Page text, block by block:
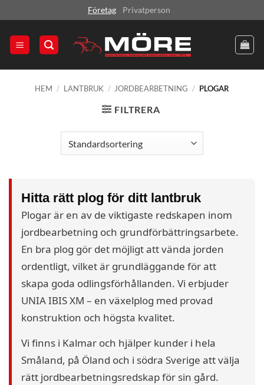
to
content
Företag Privatperson
HEM / LANTBRUK / JORDBEARBETNING / PLOGAR
FILTRERA
Hitta rätt plog för ditt lantbruk
Plogar är en av de viktigaste redskapen inom
jordbearbetning och grundförbättringsarbete.
En bra plog gör det möjligt att vända jorden
ordentligt, vilket är grundläggande för att
skapa goda odlingsförhållanden. Vi erbjuder
UNIA IBIS XM – en växelplog med provad
konstruktion och högsta kvalitet.
Vi finns i Kalmar och hjälper kunder i hela
Småland, på Öland och i södra Sverige att välja
rätt jordbearbetningsredskap för sin gård.